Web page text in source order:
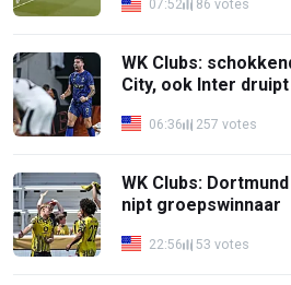
07:52 86 votes
WK Clubs:
City, ook Inter
06:36 257 votes
WK Clubs:
nipt groepswinnaar
22:56 53 votes